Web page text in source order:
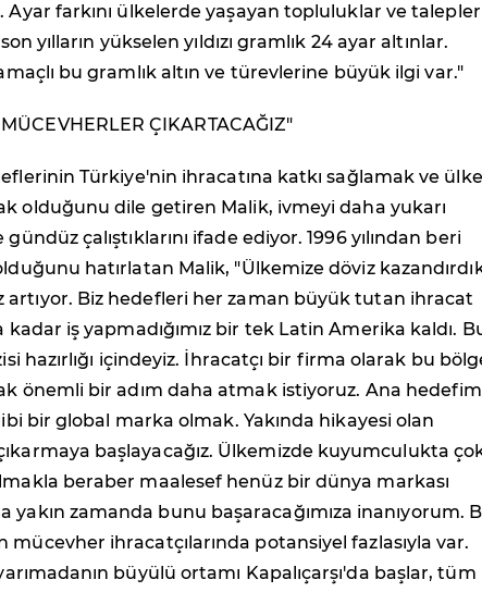
Ayar farkını ülkelerde yaşayan topluluklar ve
yılların yükselen yıldızı gramlık 24 ayar altınlar.
bu gramlık altın ve türevlerine büyük ilgi var."
ÇIKARTACAĞIZ"
Türkiye'nin ihracatına katkı sağlamak ve
olduğunu dile getiren Malik, ivmeyi daha yukarı
çalıştıklarını ifade ediyor. 1996 yılından beri
hatırlatan Malik, "Ülkemize döviz
artıyor. Biz hedefleri her zaman büyük tutan ihracat
kadar iş yapmadığımız bir tek Latin Amerika kaldı.
hazırlığı içindeyiz. İhracatçı bir firma olarak bu
önemli bir adım daha atmak istiyoruz. Ana
bir global marka olmak. Yakında hikayesi olan
başlayacağız. Ülkemizde kuyumculukta
beraber maalesef henüz bir dünya markası
yakın zamanda bunu başaracağımıza inanıyorum.
mücevher ihracatçılarında potansiyel fazlasıyla var.
büyülü ortamı Kapalıçarşı'da başlar, tüm